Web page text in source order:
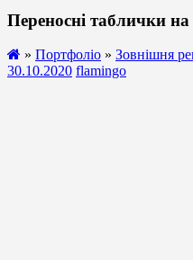
Переносні таблички
» Портфоліо » Зовнішня
30.10.2020 flamingo